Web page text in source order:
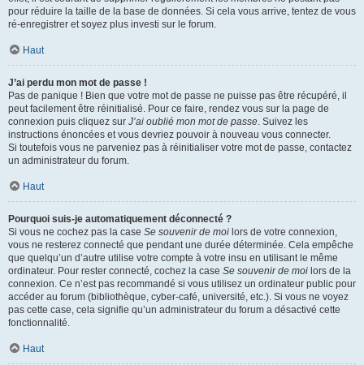
pour réduire la taille de la base de données. Si cela vous arrive, tentez de vous
ré-enregistrer et soyez plus investi sur le forum.
Haut
J’ai perdu mon mot de passe !
Pas de panique ! Bien que votre mot de passe ne puisse pas être récupéré, il
peut facilement être réinitialisé. Pour ce faire, rendez vous sur la page de
connexion puis cliquez sur J’ai oublié mon mot de passe. Suivez les
instructions énoncées et vous devriez pouvoir à nouveau vous connecter.
Si toutefois vous ne parveniez pas à réinitialiser votre mot de passe, contactez
un administrateur du forum.
Haut
Pourquoi suis-je automatiquement déconnecté ?
Si vous ne cochez pas la case Se souvenir de moi lors de votre connexion,
vous ne resterez connecté que pendant une durée déterminée. Cela empêche
que quelqu’un d’autre utilise votre compte à votre insu en utilisant le même
ordinateur. Pour rester connecté, cochez la case Se souvenir de moi lors de la
connexion. Ce n’est pas recommandé si vous utilisez un ordinateur public pour
accéder au forum (bibliothèque, cyber-café, université, etc.). Si vous ne voyez
pas cette case, cela signifie qu’un administrateur du forum a désactivé cette
fonctionnalité.
Haut